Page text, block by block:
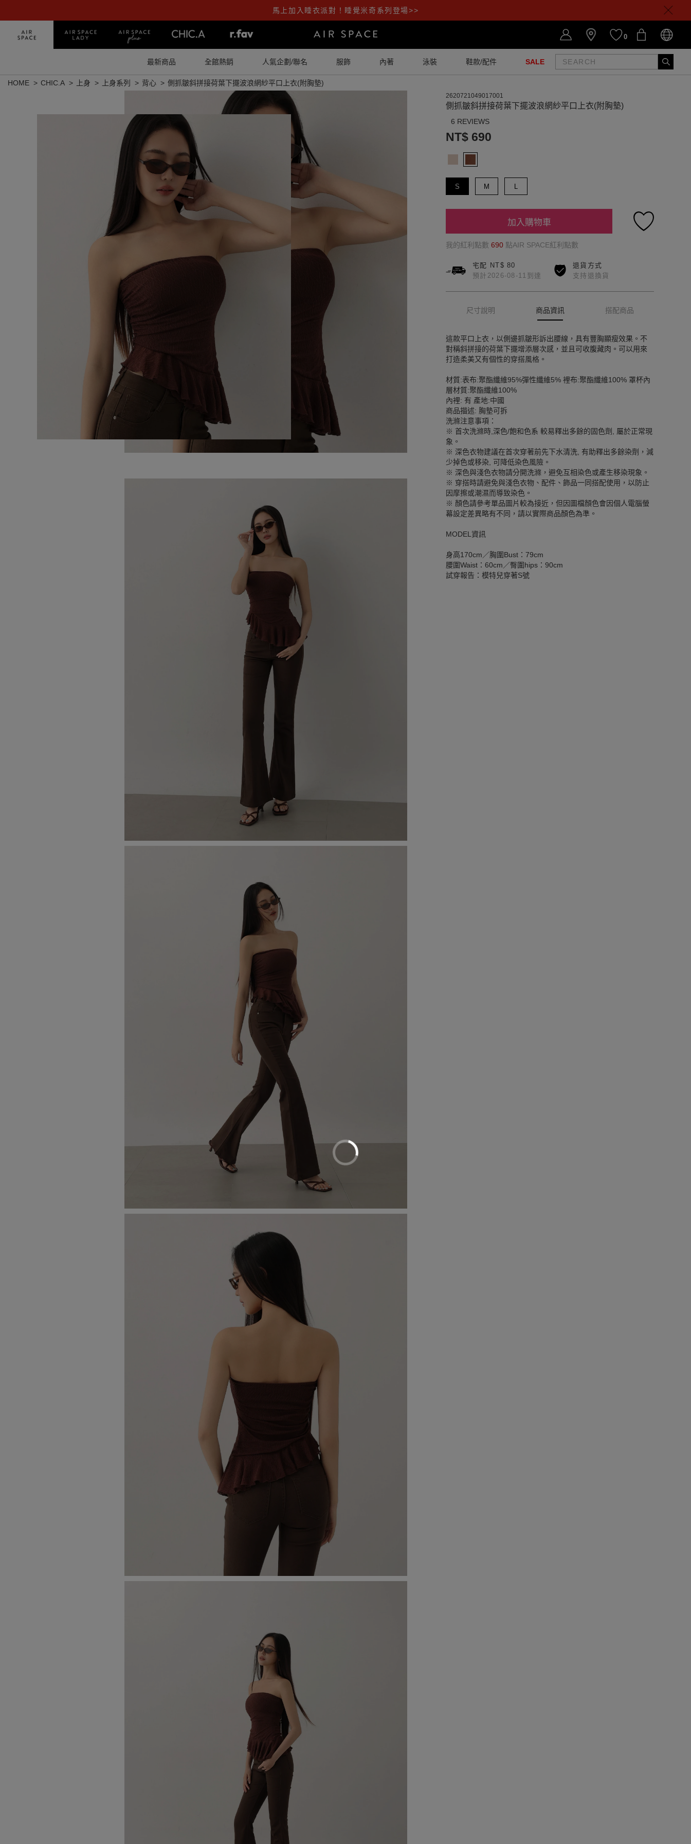
馬上加入睡衣派對！睡覺米奇系列登場>>
0
最新商品 全館熱銷 人氣企劃/聯名 服飾 內著 泳裝 鞋款/配件 SALE
HOME CHIC.A 上身 上身系列 背心 側抓皺斜拼接荷葉下擺波浪網紗平口上衣(附胸墊)
2620721049017001
側抓皺斜拼接荷葉下擺波浪網紗平口上衣(附胸墊)
6 REVIEWS
NT$ 690
S M L
加入購物車
我的紅利點數 690 點AIR SPACE紅利點數
宅配 NT$ 80
預計2026-08-11到達
退貨方式
支持退換貨
尺寸說明 商品資訊 搭配商品
這款平口上衣，以側邊抓皺形訴出腰線，具有豐胸顯瘦效果。不
對稱斜拼接的荷葉下擺增添層次感，並且可收腹藏肉。可以用來
打造柔美又有個性的穿搭風格。
材質:表布:聚酯纖維95%彈性纖維5% 裡布:聚酯纖維100% 罩杯內
層材質:聚酯纖維100%
內裡: 有 產地:中國
商品描述: 胸墊可拆
洗滌注意事項：
※ 首次洗滌時,深色/飽和色系 較易釋出多餘的固色劑, 屬於正常現
象。
※ 深色衣物建議在首次穿著前先下水清洗, 有助釋出多餘染劑，減
少掉色或移染, 可降低染色風險。
※ 深色與淺色衣物請分開洗滌，避免互相染色或產生移染現象。
※ 穿搭時請避免與淺色衣物、配件、飾品一同搭配使用，以防止
因摩擦或潮濕而導致染色。
※ 顏色請參考單品圖片較為接近，但因圖檔顏色會因個人電腦螢
幕設定差異略有不同，請以實際商品顏色為準。
MODEL資訊
身高170cm／胸圍Bust：79cm
腰圍Waist：60cm／臀圍hips：90cm
試穿報告：模特兒穿著S號